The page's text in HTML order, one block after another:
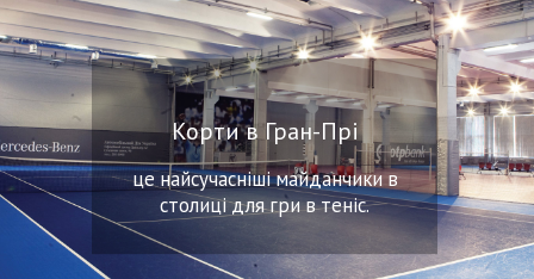
Корти в Гран-Прі
це найсучасніші майданчики в
столиці для гри в теніс.